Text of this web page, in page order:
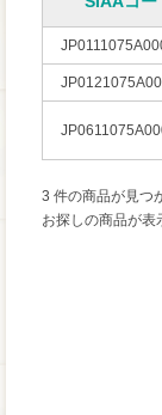
3 件の商品が見つ
お探しの商品が表